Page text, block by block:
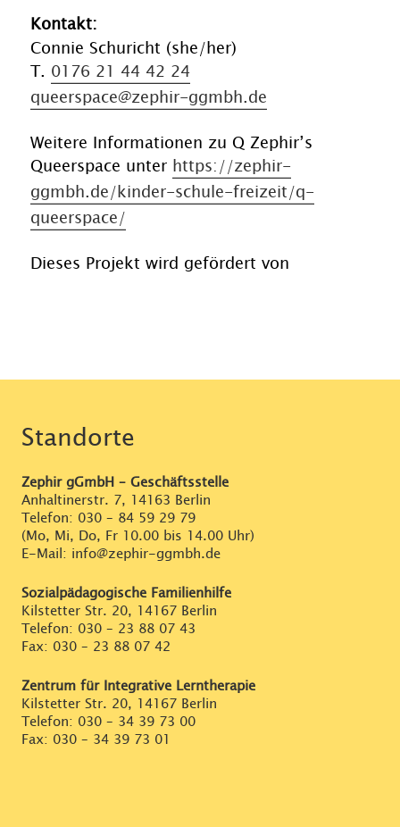
Kontakt:
Connie Schuricht (she/her)
T. 0176 21 44 42 24
queerspace@zephir-ggmbh.de
Weitere Informationen zu Q Zephir’s
Queerspace unter https://zephir-
ggmbh.de/kinder-schule-freizeit/q-
queerspace/
Dieses Projekt wird gefördert von
Standorte
Zephir gGmbH – Geschäftsstelle
Anhaltinerstr. 7, 14163 Berlin
Telefon: 030 – 84 59 29 79
(Mo, Mi, Do, Fr 10.00 bis 14.00 Uhr)
E-Mail: info@zephir-ggmbh.de
Sozialpädagogische Familienhilfe
Kilstetter Str. 20, 14167 Berlin
Telefon: 030 – 23 88 07 43
Fax: 030 – 23 88 07 42
Zentrum für Integrative Lerntherapie
Kilstetter Str. 20, 14167 Berlin
Telefon: 030 – 34 39 73 00
Fax: 030 – 34 39 73 01